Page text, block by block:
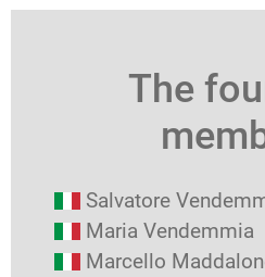
The
Salvatore
Maria Vendemmia
Marcello